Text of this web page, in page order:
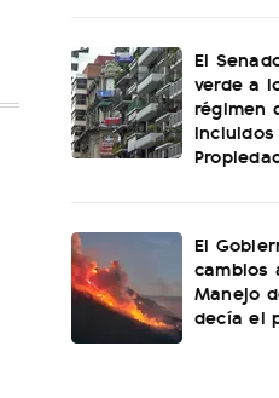
El
verde a
régimen
El
cambios
Manejo
decía el